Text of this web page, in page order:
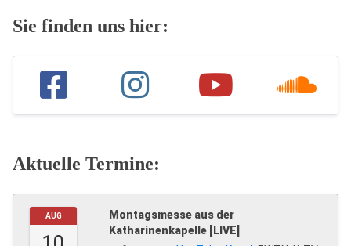
Sie finden uns hier:
Aktuelle Termine:
AUG
Montagsmesse aus der
Katharinenkapelle [LIVE]